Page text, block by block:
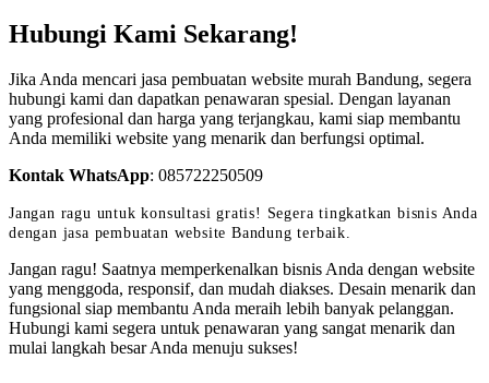
Hubungi Kami Sekarang!
Jika Anda mencari jasa pembuatan website murah Bandung, segera
hubungi kami dan dapatkan penawaran spesial. Dengan layanan
yang profesional dan harga yang terjangkau, kami siap membantu
Anda memiliki website yang menarik dan berfungsi optimal.
Kontak WhatsApp: 085722250509
Jangan ragu untuk konsultasi gratis! Segera tingkatkan bisnis Anda
dengan jasa pembuatan website Bandung terbaik.
Jangan ragu! Saatnya memperkenalkan bisnis Anda dengan website
yang menggoda, responsif, dan mudah diakses. Desain menarik dan
fungsional siap membantu Anda meraih lebih banyak pelanggan.
Hubungi kami segera untuk penawaran yang sangat menarik dan
mulai langkah besar Anda menuju sukses!